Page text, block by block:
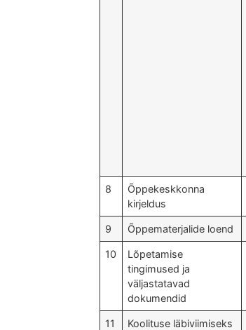
8
Õppekeskkonna
kirjeldus
9 Õppematerjalide loend
10
Lõpetamise
tingimused ja
väljastatavad
dokumendid
11
Koolituse läbiviimiseks